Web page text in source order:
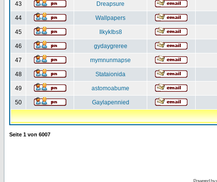
43 Dreapsure
44 Wallpapers
45 IlkykIbs8
46 gydaygreree
47 mymnunmapse
48 Stataionida
49 astomoabume
50 Gaylapennied
Seite 1 von 6007
Powered by